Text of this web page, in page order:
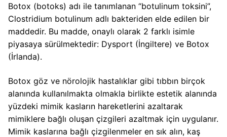
Botox (botoks) adı ile tanımlanan “botulinum toksini”,
Clostridium botulinum adlı bakteriden elde edilen bir
maddedir. Bu madde, onaylı olarak 2 farklı isimle
piyasaya sürülmektedir: Dysport (İngiltere) ve Botox
(İrlanda).
Botox göz ve nörolojik hastalıklar gibi tıbbın birçok
alanında kullanılmakta olmakla birlikte estetik alanında
yüzdeki mimik kasların hareketlerini azaltarak
mimiklere bağlı oluşan çizgileri azaltmak için uygulanır.
Mimik kaslarına bağlı çizgilenmeler en sık alın, kaş